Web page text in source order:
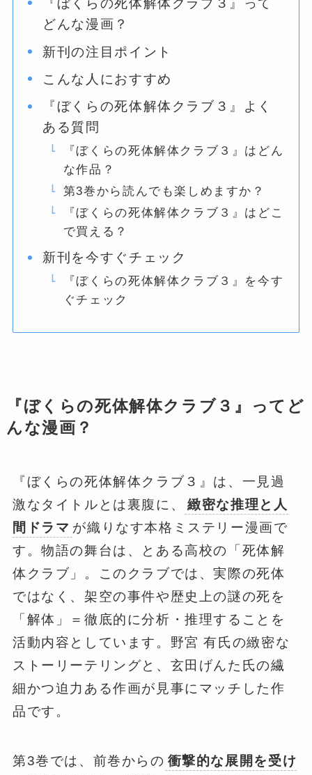
『ぼくらの死体解体クラブ３』って
どんな漫画？
新刊の注目ポイント
こんな人におすすめ
『ぼくらの死体解体クラブ３』よく
ある質問
『ぼくらの死体解体クラブ３』はどん
な作品？
第3巻から読んでも楽しめますか？
『ぼくらの死体解体クラブ３』はどこ
で買える？
新刊を今すぐチェック
『ぼくらの死体解体クラブ３』を今す
ぐチェック
『ぼくらの死体解体クラブ３』ってど
んな漫画？
『ぼくらの死体解体クラブ３』は、一見過
激なタイトルとは裏腹に、
緻密な推理と人
間ドラマ が織りなす本格ミステリー漫画で
す。物語の舞台は、とある高校の「死体解
体クラブ」。このクラブでは、実際の死体
ではなく、架空の事件や歴史上の謎の死を
「解体」＝徹底的に分析・推理することを
活動内容としています。野宮 有氏の緻密な
ストーリーテリングと、玄田げんた氏の繊
細かつ迫力ある作画が見事にマッチした作
品です。
第3巻では、前巻からの 衝撃的な展開を受け